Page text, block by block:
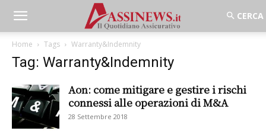
Home Tags Warranty&Indemnity
Tag: Warranty&Indemnity
Aon: come mitigare e gestire i rischi
connessi alle operazioni di M&A
28 Settembre 2018